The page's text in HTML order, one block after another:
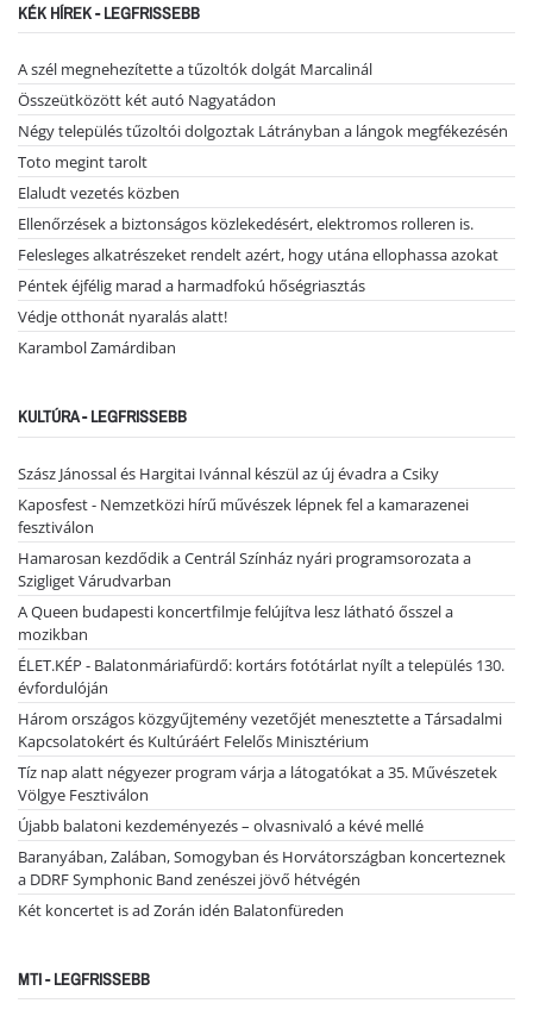
KÉK HÍREK - LEGFRISSEBB
A szél megnehezítette a tűzoltók dolgát Marcalinál
Összeütközött két autó Nagyatádon
Négy település tűzoltói dolgoztak Látrányban a lángok megfékezésén
Toto megint tarolt
Elaludt vezetés közben
Ellenőrzések a biztonságos közlekedésért, elektromos rolleren is.
Felesleges alkatrészeket rendelt azért, hogy utána ellophassa azokat
Péntek éjfélig marad a harmadfokú hőségriasztás
Védje otthonát nyaralás alatt!
Karambol Zamárdiban
KULTÚRA - LEGFRISSEBB
Szász Jánossal és Hargitai Ivánnal készül az új évadra a Csiky
Kaposfest - Nemzetközi hírű művészek lépnek fel a kamarazenei
fesztiválon
Hamarosan kezdődik a Centrál Színház nyári programsorozata a
Szigliget Várudvarban
A Queen budapesti koncertfilmje felújítva lesz látható ősszel a
mozikban
ÉLET.KÉP - Balatonmáriafürdő: kortárs fotótárlat nyílt a település 130.
évfordulóján
Három országos közgyűjtemény vezetőjét menesztette a Társadalmi
Kapcsolatokért és Kultúráért Felelős Minisztérium
Tíz nap alatt négyezer program várja a látogatókat a 35. Művészetek
Völgye Fesztiválon
Újabb balatoni kezdeményezés – olvasnivaló a kévé mellé
Baranyában, Zalában, Somogyban és Horvátországban koncerteznek
a DDRF Symphonic Band zenészei jövő hétvégén
Két koncertet is ad Zorán idén Balatonfüreden
MTI - LEGFRISSEBB